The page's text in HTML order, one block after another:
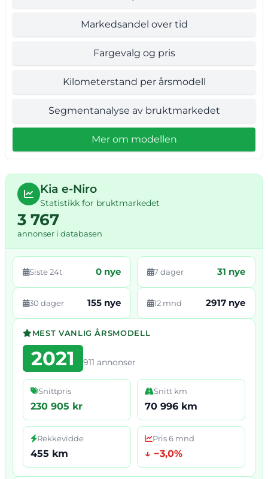
Markedsandel over tid
Fargevalg og pris
Kilometerstand per årsmodell
Segmentanalyse av bruktmarkedet
Mer om modellen
Kia e-Niro
Statistikk for bruktmarkedet
3 767
annonser i databasen
Siste 24t 0 nye 7 dager 31 nye
30 dager 155 nye 12 mnd 2917 nye
MEST VANLIG ÅRSMODELL
2021 911 annonser
Snittpris
230 905 kr
Snitt km
70 996 km
Rekkevidde
455 km
Pris 6 mnd
↓ −3,0%